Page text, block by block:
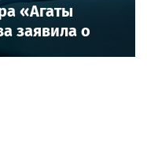
«Агаты
заявила о